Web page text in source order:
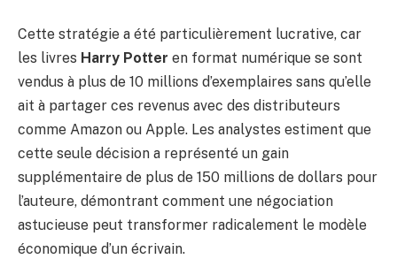
Cette stratégie a été particulièrement lucrative, car
les livres Harry Potter en format numérique se sont
vendus à plus de 10 millions d’exemplaires sans qu’elle
ait à partager ces revenus avec des distributeurs
comme Amazon ou Apple. Les analystes estiment que
cette seule décision a représenté un gain
supplémentaire de plus de 150 millions de dollars pour
l’auteure, démontrant comment une négociation
astucieuse peut transformer radicalement le modèle
économique d’un écrivain.